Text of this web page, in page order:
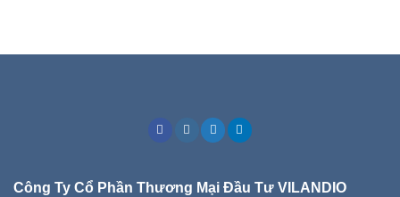
Công Ty Cổ Phần Thương Mại Đầu Tư VILANDIO